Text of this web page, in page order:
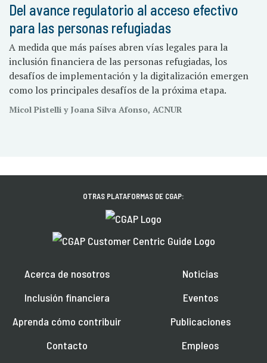
Del avance regulatorio al acceso efectivo
para las personas refugiadas
A medida que más países abren vías legales para la
inclusión financiera de las personas refugiadas, los
desafíos de implementación y la digitalización emergen
como los principales desafíos de la próxima etapa.
Micol Pistelli y Joana Silva Afonso, ACNUR
OTRAS PLATAFORMAS DE CGAP:
Acerca de nosotros
Inclusión financiera
Aprenda cómo contribuir
Contacto
Noticias
Eventos
Publicaciones
Empleos